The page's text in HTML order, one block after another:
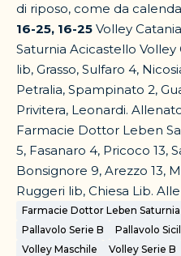
di riposo, come da
16-25, 16-25 Volley
Saturnia Acicastello
lib, Grasso, Sulfaro 4,
Petralia, Spampinato 2,
Privitera, Leonardi.
Farmacie Dottor Leben
5, Fasanaro 4, Pricoco 13,
Bonsignore 9, Arezzo 13,
Ruggeri lib, Chiesa Lib.
Farmacie Dottor Leben
Pallavolo Serie B
Pallavolo
Volley Maschile
Volley Serie B